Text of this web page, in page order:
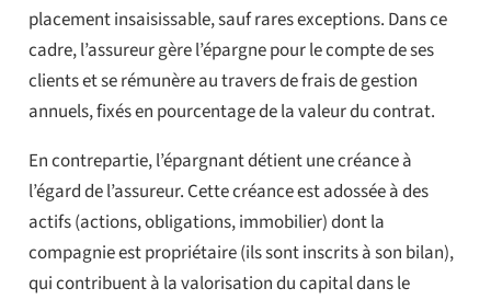
placement insaisissable, sauf rares exceptions. Dans ce
cadre, l’assureur gère l’épargne pour le compte de ses
clients et se rémunère au travers de frais de gestion
annuels, fixés en pourcentage de la valeur du contrat.
En contrepartie, l’épargnant détient une créance à
l’égard de l’assureur. Cette créance est adossée à des
actifs (actions, obligations, immobilier) dont la
compagnie est propriétaire (ils sont inscrits à son bilan),
qui contribuent à la valorisation du capital dans le